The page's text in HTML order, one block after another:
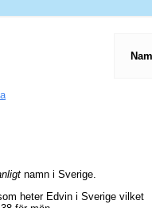
namn i Sverige.
heter Edvin i Sverige vilket